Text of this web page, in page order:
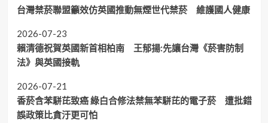
台灣禁菸聯盟籲效仿英國推動無煙世代禁菸 維護國人健康
2026-07-23
賴清德祝賀英國新首相柏南 王郁揚:先讓台灣《菸害防制
法》與英國接軌
2026-07-21
香菸含苯駢芘致癌 綠白合修法禁無苯駢芘的電子菸 遭批錯
誤政策比貪汙更可怕